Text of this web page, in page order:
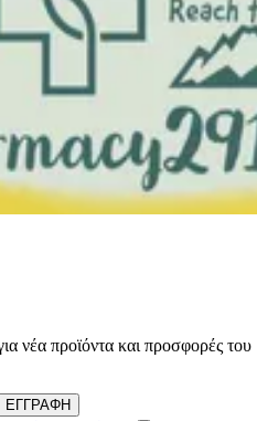
νέα προϊόντα και προσφορές του
ΕΓΓΡΑΦΗ